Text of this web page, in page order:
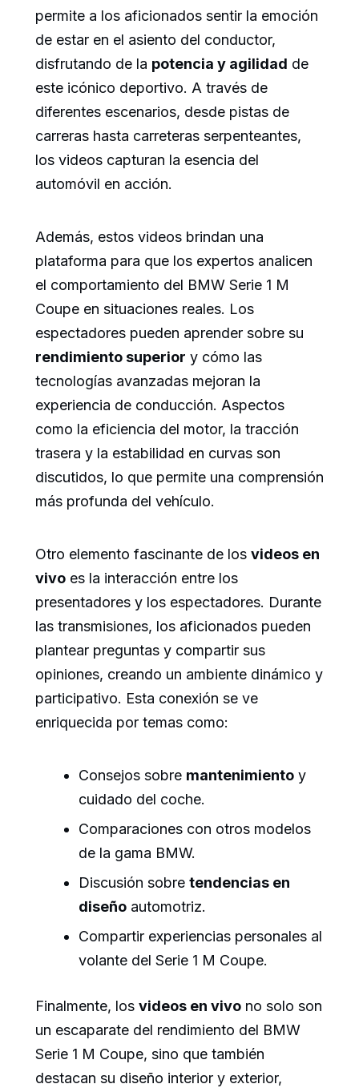
permite a los aficionados sentir la emoción
de estar en el asiento del conductor,
disfrutando de la potencia y agilidad de
este icónico deportivo. A través de
diferentes escenarios, desde pistas de
carreras hasta carreteras serpenteantes,
los videos capturan la esencia del
automóvil en acción.
Además, estos videos brindan una
plataforma para que los expertos analicen
el comportamiento del BMW Serie 1 M
Coupe en situaciones reales. Los
espectadores pueden aprender sobre su
rendimiento superior y cómo las
tecnologías avanzadas mejoran la
experiencia de conducción. Aspectos
como la eficiencia del motor, la tracción
trasera y la estabilidad en curvas son
discutidos, lo que permite una comprensión
más profunda del vehículo.
Otro elemento fascinante de los videos en
vivo es la interacción entre los
presentadores y los espectadores. Durante
las transmisiones, los aficionados pueden
plantear preguntas y compartir sus
opiniones, creando un ambiente dinámico y
participativo. Esta conexión se ve
enriquecida por temas como:
Consejos sobre mantenimiento y
cuidado del coche.
Comparaciones con otros modelos
de la gama BMW.
Discusión sobre tendencias en
diseño automotriz.
Compartir experiencias personales al
volante del Serie 1 M Coupe.
Finalmente, los videos en vivo no solo son
un escaparate del rendimiento del BMW
Serie 1 M Coupe, sino que también
destacan su diseño interior y exterior,